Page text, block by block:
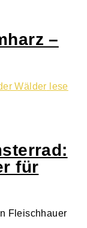
–
Wälder lese
für
Fleischhauer